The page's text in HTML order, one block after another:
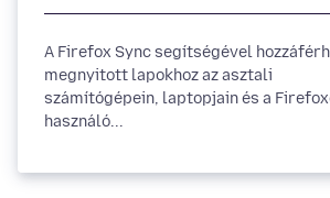
A Firefox Sync segítségével
megnyitott lapokhoz az asztali
számítógépein, laptopjain és a
használó...